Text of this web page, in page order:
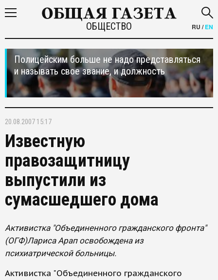
ОБЩЕСТВО RU /EN
Полицейским больше не надо представляться
и называть свое звание, и должность
20.08.2007 15:17
Известную
правозащитницу
выпустили из
сумасшедшего дома
Активистка "Объединенного гражданского фронта"
(ОГФ)Лариса Арап освобождена из
психиатрической больницы.
Активистка "Объединенного гражданского